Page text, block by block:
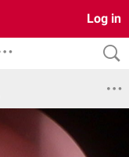
Log in